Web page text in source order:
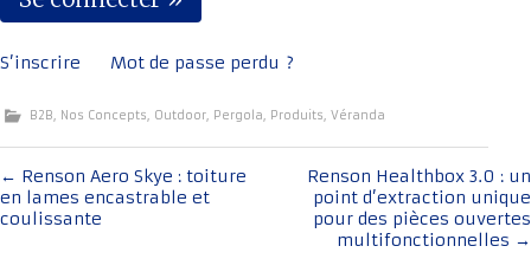
S’inscrire Mot de passe perdu ?
B2B, Nos Concepts, Outdoor, Pergola, Produits, Véranda
Navigation
de
← Renson Aero Skye : toiture
en lames encastrable et
coulissante
Renson Healthbox 3.0 : un
point d’extraction unique
pour des pièces ouvertes
multifonctionnelles →